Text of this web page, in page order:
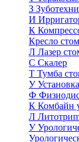
З
И
К
Кресло
Л Лазер
С Скалер
Т Тумба
У
Ф
К Комбайн
Л
У